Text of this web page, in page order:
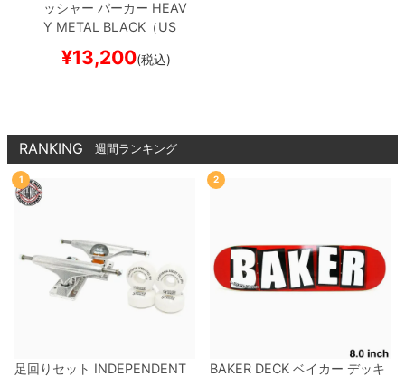
ッシャー パーカー HEAV
Y METAL BLACK（US
スケボー
¥13,200(税込)
RANKING 週間ランキング
1
足回りセット INDEPENDENT
2
BAKER DECK ベイカー デッキ